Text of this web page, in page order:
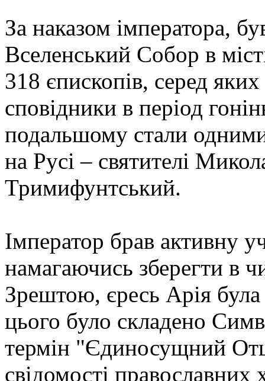
За наказом імператора,
Вселенський Собор в
318 єпископів, серед
сповідники в період
подальшому стали
на Русі – святителі
Тримифунтський.
Імператор брав активну
намагаючись зберегти в
Зрештою, єресь Арія була
цього було складено
термін "Єдиносущний
свідомості православних